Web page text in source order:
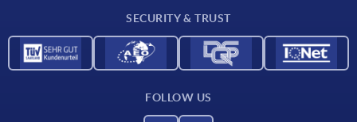
SECURITY & TRUST
FOLLOW US